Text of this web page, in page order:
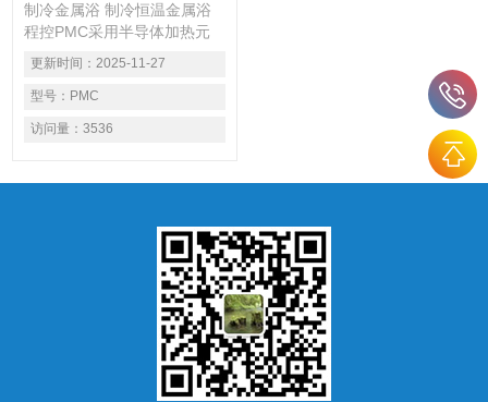
制冷金属浴 制冷恒温金属浴
程控PMC采用半导体加热元
件Peltier，升降温迅速，仪器
可配置多种模块，适用于酶学
反应，血样本制冷，变性电泳
DNA样品制备，存放冷冻限制
性酶；连接反应；PAGE蛋白
更新时间： 2025-11-27
型号： PMC
访问量： 3536